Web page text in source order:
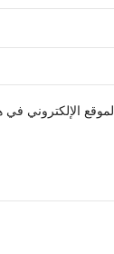
الإلكتروني في